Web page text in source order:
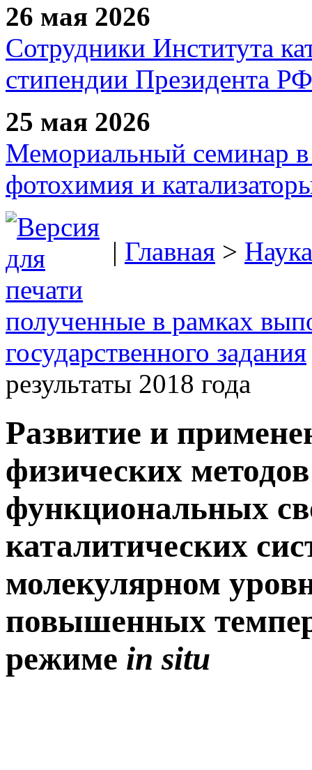
26 мая 2026
Сотрудники Института
стипендии Президента РФ
25 мая 2026
Мемориальный семинар в
фотохимия и
| Главная > Наука
полученные в рамках
государственного задания
результаты 2018 года
Развитие и
физических
функциональных
каталитических
молекулярном
повышенных
режиме in situ